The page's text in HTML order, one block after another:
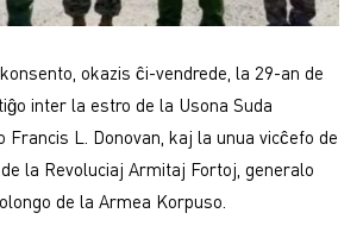
okazis ĉi-vendrede, la 29-an de
inter la estro de la Usona Suda
Francis L. Donovan, kaj la unua vicĉefo de
la Revoluciaj Armitaj Fortoj, generalo
de la Armea Korpuso.